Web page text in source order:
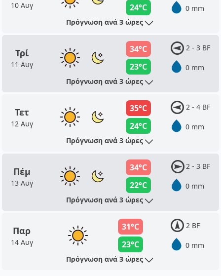
10 Αυγ
24°C
0 mm
Πρόγνωση ανά 3 ώρες
Τρί
11 Αυγ
34°C
23°C
2 - 3 BF
0 mm
Πρόγνωση ανά 3 ώρες
Τετ
12 Αυγ
35°C
24°C
2 - 4 BF
0 mm
Πρόγνωση ανά 3 ώρες
Πέμ
13 Αυγ
34°C
22°C
2 - 3 BF
0 mm
Πρόγνωση ανά 3 ώρες
Παρ
14 Αυγ
31°C
23°C
2 BF
0 mm
Πρόγνωση ανά 3 ώρες